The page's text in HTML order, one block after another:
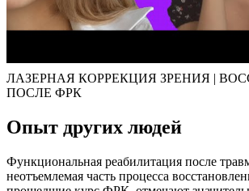
ЛАЗЕРНАЯ КОРРЕКЦИЯ ЗРЕНИЯ |
ПОСЛЕ ФРК
Опыт других людей
Функциональная реабилитация после
неотъемлемая часть процесса